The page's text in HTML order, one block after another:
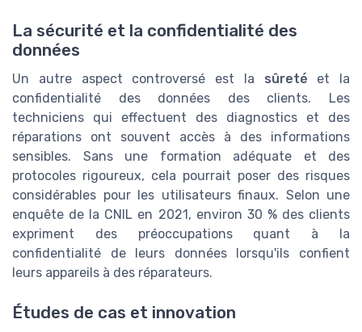
La sécurité et la confidentialité des
données
Un autre aspect controversé est la sûreté et la
confidentialité des données des clients. Les
techniciens qui effectuent des diagnostics et des
réparations ont souvent accès à des informations
sensibles. Sans une formation adéquate et des
protocoles rigoureux, cela pourrait poser des risques
considérables pour les utilisateurs finaux. Selon une
enquête de la CNIL en 2021, environ 30 % des clients
expriment des préoccupations quant à la
confidentialité de leurs données lorsqu'ils confient
leurs appareils à des réparateurs.
Études de cas et innovation